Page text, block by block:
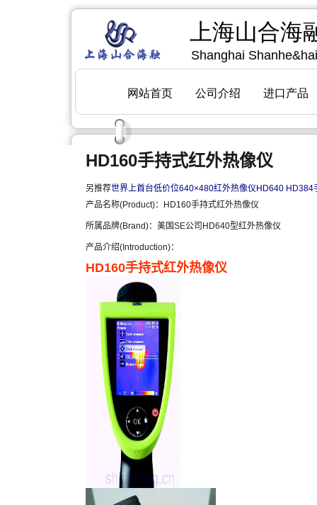
HD160手持式红外热像仪
另推荐世界上首台低价位640×480红外热像仪HD640 HD384
产品名称(Product)：HD160手持式红外热像仪
所属品牌(Brand)：美国SE公司HD640型红外热像仪
产品介绍(Introduction)：
HD160手持式红外热像仪